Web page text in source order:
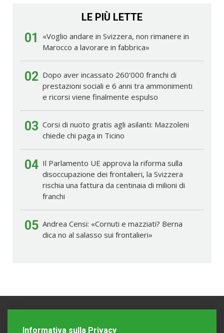
LE PIÙ LETTE
01
«Voglio andare in Svizzera, non rimanere in
Marocco a lavorare in fabbrica»
02 Dopo aver incassato 260'000 franchi di
prestazioni sociali e 6 anni tra ammonimenti
e ricorsi viene finalmente espulso
03 Corsi di nuoto gratis agli asilanti: Mazzoleni
chiede chi paga in Ticino
04 Il Parlamento UE approva la riforma sulla
disoccupazione dei frontalieri, la Svizzera
rischia una fattura da centinaia di milioni di
franchi
05 Andrea Censi: «Cornuti e mazziati? Berna
dica no al salasso sui frontalieri»
Informativa sulla Privacy